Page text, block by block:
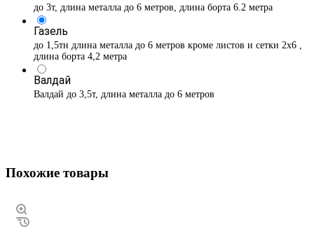
до 3т, длина металла до 6 метров, длина борта 6.2 метра
Газель
до 1,5тн длина металла до 6 метров кроме листов и сетки 2х6 ,
длина борта 4,2 метра
Валдай
Валдай до 3,5т, длина металла до 6 метров
Похожие товары